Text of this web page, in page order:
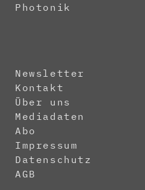
Photonik
Newsletter
Kontakt
Über uns
Mediadaten
Abo
Impressum
Datenschutz
AGB